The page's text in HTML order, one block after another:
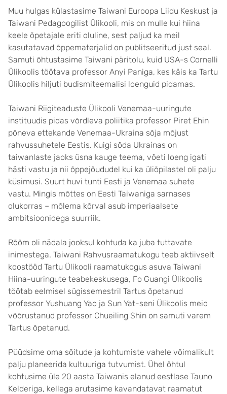
Muu hulgas külastasime Taiwani Euroopa Liidu Keskust ja
Taiwani Pedagoogilist Ülikooli, mis on mulle kui hiina
keele õpetajale eriti oluline, sest paljud ka meil
kasutatavad õppematerjalid on publitseeritud just seal.
Samuti õhtustasime Taiwani päritolu, kuid USA-s Cornelli
Ülikoolis töötava professor Anyi Paniga, kes käis ka Tartu
Ülikoolis hiljuti budismiteemalisi loenguid pidamas.
Taiwani Riigiteaduste Ülikooli Venemaa-uuringute
instituudis pidas võrdleva poliitika professor Piret Ehin
põneva ettekande Venemaa-Ukraina sõja mõjust
rahvussuhetele Eestis. Kuigi sõda Ukrainas on
taiwanlaste jaoks üsna kauge teema, võeti loeng igati
hästi vastu ja nii õppejõududel kui ka üliõpilastel oli palju
küsimusi. Suurt huvi tunti Eesti ja Venemaa suhete
vastu. Mingis mõttes on Eesti Taiwaniga sarnases
olukorras – mõlema kõrval asub imperiaalsete
ambitsioonidega suurriik.
Rõõm oli nädala jooksul kohtuda ka juba tuttavate
inimestega. Taiwani Rahvusraamatukogu teeb aktiivselt
koostööd Tartu Ülikooli raamatukogus asuva Taiwani
Hiina-uuringute teabekeskusega, Fo Guangi Ülikoolis
töötab eelmisel sügissemestril Tartus õpetanud
professor Yushuang Yao ja Sun Yat-seni Ülikoolis meid
võõrustanud professor Chueiling Shin on samuti varem
Tartus õpetanud.
Püüdsime oma sõitude ja kohtumiste vahele võimalikult
palju planeerida kultuuriga tutvumist. Ühel õhtul
kohtusime üle 20 aasta Taiwanis elanud eestlase Tauno
Kelderiga, kellega arutasime kavandatavat raamatut